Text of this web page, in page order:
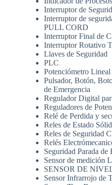
Interruptor de
Interruptor de
PULL CORD
Interruptor Final de
Interruptor Rotativo
Llaves de Seguridad
PLC
Potenciómetro
Pulsador, Botón,
de Emergencia
Regulador Digital
Reguladores de
Relé de Perdida y
Reles de Estado
Reles de Seguridad
Relés
Seguridad Parada de
Sensor de medición
SENSOR DE
Sensor Infrarrojo de